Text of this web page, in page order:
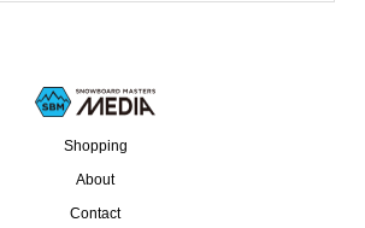
Shopping
About
Contact